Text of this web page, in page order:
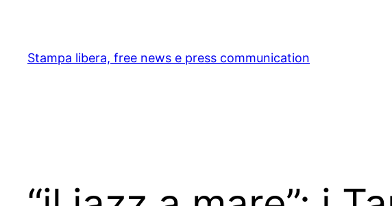
content
Stampa libera, free news e press communication